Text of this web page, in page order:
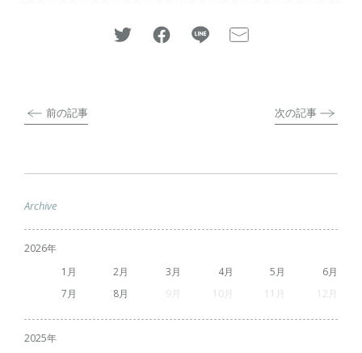
前の記事 次の記事
Archive
2026
1
2 3 4 5
6
7
8 9 10 11 12
2025